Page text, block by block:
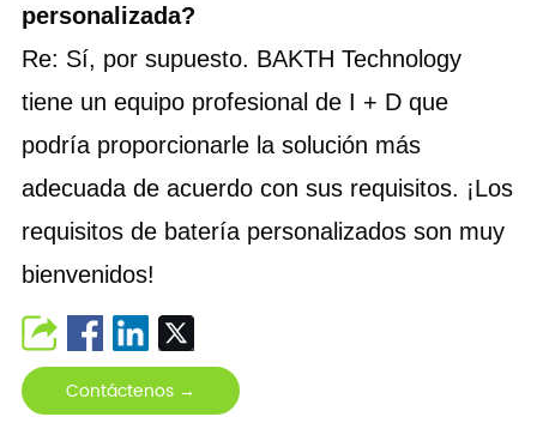
personalizada?
Re: Sí, por supuesto. BAKTH Technology
tiene un equipo profesional de I + D que
podría proporcionarle la solución más
adecuada de acuerdo con sus requisitos. ¡Los
requisitos de batería personalizados son muy
bienvenidos!
Contáctenos →